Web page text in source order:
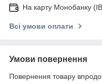
На карту Монобанку
Всі умови оплати
Умови повернення
Повернення товару